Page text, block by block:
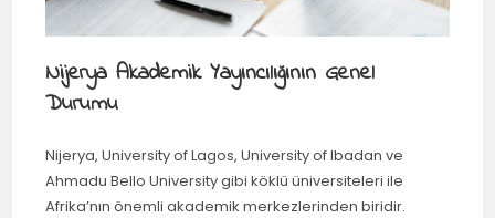
Nijerya Akademik Yayıncılığının Genel
Durumu
Nijerya, University of Lagos, University of Ibadan ve
Ahmadu Bello University gibi köklü üniversiteleri ile
Afrika’nın önemli akademik merkezlerinden biridir.